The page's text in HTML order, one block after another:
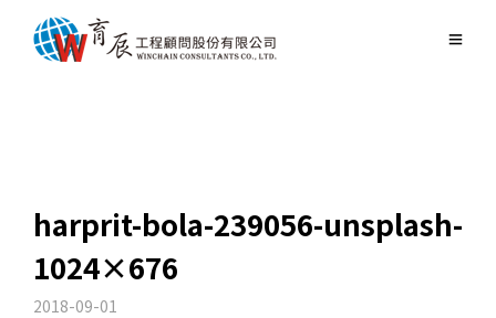
harprit-bola-239056-unsplash-
1024×676
2018-09-01